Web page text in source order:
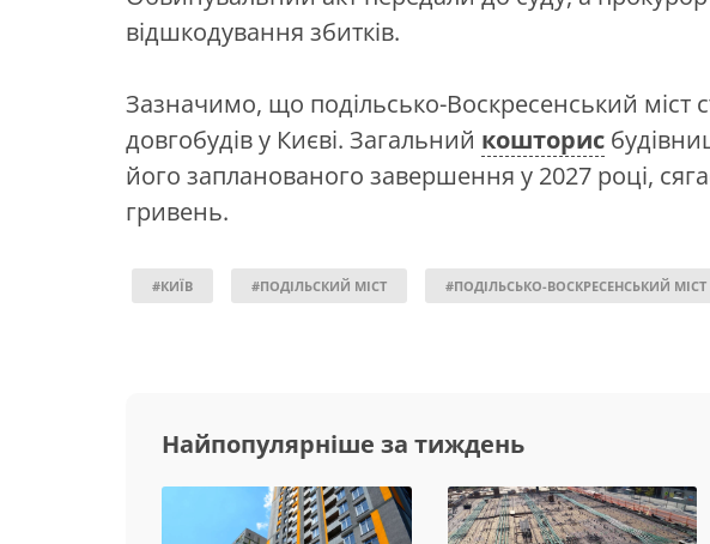
відшкодування збитків.
Зазначимо, що подільсько-Воскресенський
довгобудів у Києві. Загальний кошторис
його запланованого завершення у 2027 році,
гривень.
#КИЇВ #ПОДІЛЬСКИЙ МІСТ #ПОДІЛЬСЬКО-ВОСКРЕСЕНСЬКИЙ МІСТ
Найпопулярніше за тиждень